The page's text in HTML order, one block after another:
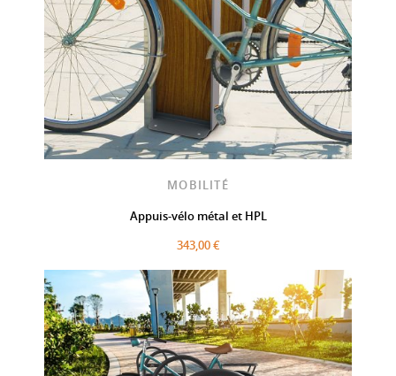
MOBILITÉ
Appuis-vélo métal et HPL
343,00 €